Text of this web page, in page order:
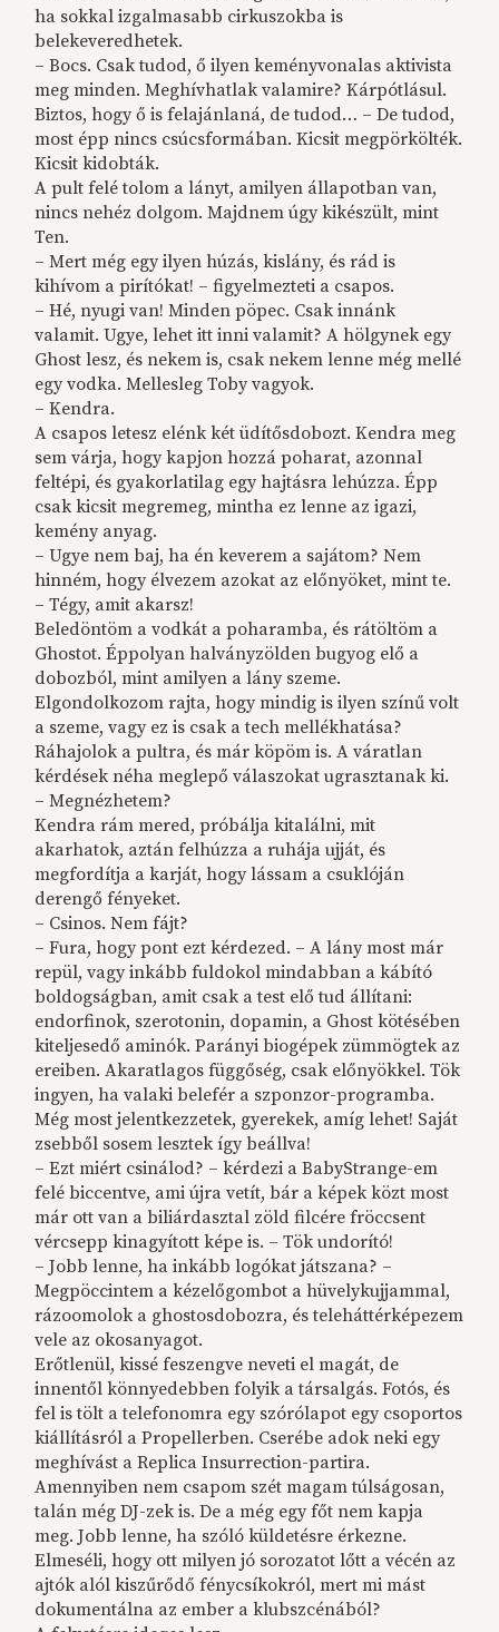
ha sokkal izgalmasabb cirkuszokba is
belekeveredhetek.
– Bocs. Csak tudod, ő ilyen keményvonalas aktivista
meg minden. Meghívhatlak valamire? Kárpótlásul.
Biztos, hogy ő is felajánlaná, de tudod… – De tudod,
most épp nincs csúcsformában. Kicsit megpörkölték.
Kicsit kidobták.
A pult felé tolom a lányt, amilyen állapotban van,
nincs nehéz dolgom. Majdnem úgy kikészült, mint
Ten.
– Mert még egy ilyen húzás, kislány, és rád is
kihívom a pirítókat! – figyelmezteti a csapos.
– Hé, nyugi van! Minden pöpec. Csak innánk
valamit. Ugye, lehet itt inni valamit? A hölgynek egy
Ghost lesz, és nekem is, csak nekem lenne még mellé
egy vodka. Mellesleg Toby vagyok.
– Kendra.
A csapos letesz elénk két üdítősdobozt. Kendra meg
sem várja, hogy kapjon hozzá poharat, azonnal
feltépi, és gyakorlatilag egy hajtásra lehúzza. Épp
csak kicsit megremeg, mintha ez lenne az igazi,
kemény anyag.
– Ugye nem baj, ha én keverem a sajátom? Nem
hinném, hogy élvezem azokat az előnyöket, mint te.
– Tégy, amit akarsz!
Beledöntöm a vodkát a poharamba, és rátöltöm a
Ghostot. Éppolyan halványzölden bugyog elő a
dobozból, mint amilyen a lány szeme.
Elgondolkozom rajta, hogy mindig is ilyen színű volt
a szeme, vagy ez is csak a tech mellékhatása?
Ráhajolok a pultra, és már köpöm is. A váratlan
kérdések néha meglepő válaszokat ugrasztanak ki.
– Megnézhetem?
Kendra rám mered, próbálja kitalálni, mit
akarhatok, aztán felhúzza a ruhája ujját, és
megfordítja a karját, hogy lássam a csuklóján
derengő fényeket.
– Csinos. Nem fájt?
– Fura, hogy pont ezt kérdezed. – A lány most már
repül, vagy inkább fuldokol mindabban a kábító
boldogságban, amit csak a test elő tud állítani:
endorfinok, szerotonin, dopamin, a Ghost kötésében
kiteljesedő aminók. Parányi biogépek zümmögtek az
ereiben. Akaratlagos függőség, csak előnyökkel. Tök
ingyen, ha valaki belefér a szponzor-programba.
Még most jelentkezzetek, gyerekek, amíg lehet! Saját
zsebből sosem lesztek így beállva!
– Ezt miért csinálod? – kérdezi a BabyStrange-em
felé biccentve, ami újra vetít, bár a képek közt most
már ott van a biliárdasztal zöld filcére fröccsent
vércsepp kinagyított képe is. – Tök undorító!
– Jobb lenne, ha inkább logókat játszana? –
Megpöccintem a kézelőgombot a hüvelykujjammal,
rázoomolok a ghostosdobozra, és teleháttérképezem
vele az okosanyagot.
Erőtlenül, kissé feszengve neveti el magát, de
innentől könnyedebben folyik a társalgás. Fotós, és
fel is tölt a telefonomra egy szórólapot egy csoportos
kiállításról a Propellerben. Cserébe adok neki egy
meghívást a Replica Insurrection-partira.
Amennyiben nem csapom szét magam túlságosan,
talán még DJ-zek is. De a még egy főt nem kapja
meg. Jobb lenne, ha szóló küldetésre érkezne.
Elmeséli, hogy ott milyen jó sorozatot lőtt a vécén az
ajtók alól kiszűrődő fénycsíkokról, mert mi mást
dokumentálna az ember a klubszcénából?